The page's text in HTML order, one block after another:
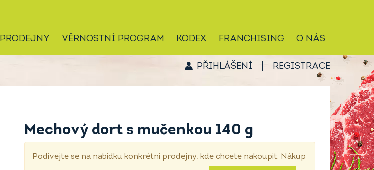
PRODEJNY VĚRNOSTNÍ PROGRAM KODEX FRANCHISING O NÁS
PŘIHLÁŠENÍ REGISTRACE
Mechový dort s mučenkou 140 g
Podívejte se na nabídku konkrétní prodejny, kde chcete nakoupit. Nákup